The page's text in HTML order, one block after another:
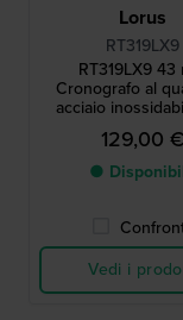
Lorus
RT319LX9
RT319LX9 43
Cronografo al
acciaio
data
129,00 €
●
Vedi i